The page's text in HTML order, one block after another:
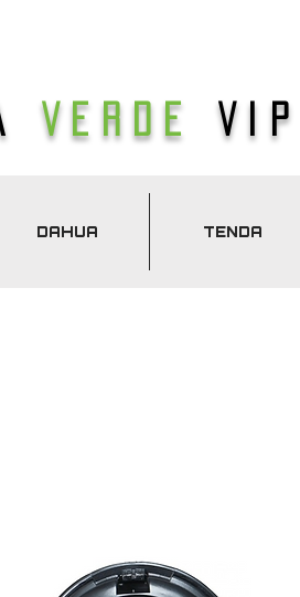
VerdeVip
DAHUA TENDA